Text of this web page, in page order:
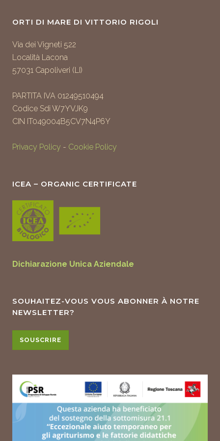
ORTI DI MARE DI VITTORIO RIGOLI
Via dei Vigneti 522
Località Lacona
57031 Capoliveri (LI)
PARTITA IVA 01249510494
Codice Sdi W7YVJK9
CIN IT049004B5CV7N4P6Y
Privacy Policy - Cookie Policy
ICEA – ORGANIC CERTIFICATE
Dichiarazione Unica Aziendale
SOUHAITEZ-VOUS VOUS ABONNER À NOTRE
NEWSLETTER?
SOUSCRIRE